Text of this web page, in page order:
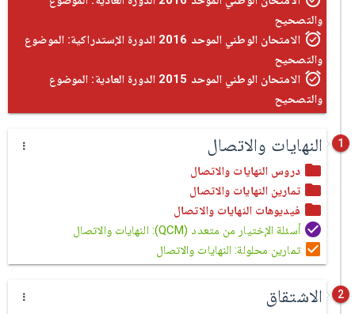
والتصحيح
الامتحان الوطني الموحد 2016 الدورة الإستدراكية: الموضوع
والتصحيح
الامتحان الوطني الموحد 2015 الدورة العادية: الموضوع
والتصحيح
1 النهايات والاتصال
دروس النهايات والاتصال
تمارين النهايات والاتصال
فيديوهات النهايات والاتصال
أسئلة الإختيار من متعدد (QCM): النهايات والاتصال
تمارين محلولة: النهايات والاتصال
2 الاشتقاق